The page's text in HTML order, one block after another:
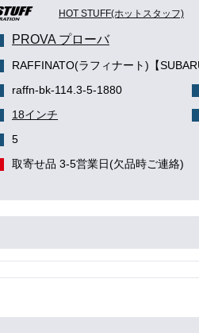
HOT STUFF(ホットスタッフ)
PROVA プローバ
RAFFINATO(ラフィナート)【
raffn-bk-114.3-5-1880
18インチ
5
取寄せ品 3-5営業日(欠品時ご連絡)